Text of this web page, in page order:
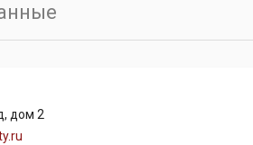
дом 2